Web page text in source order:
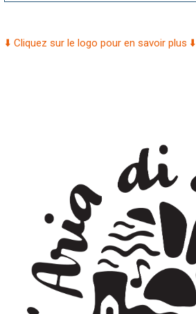
⬇️ Cliquez sur le logo pour en savoir plus ⬇️